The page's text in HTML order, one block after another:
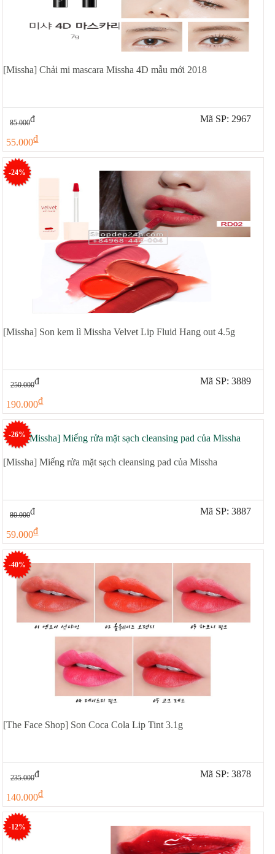
[Missha] Chải mi mascara Missha 4D mẫu mới 2018
85.000đ
55.000đ
Mã SP: 2967
-24%
[Missha] Son kem lì Missha Velvet Lip Fluid Hang out 4.5g
250.000đ
190.000đ
Mã SP: 3889
-26%
[Missha] Miếng rửa mặt sạch cleansing pad của Missha
80.000đ
59.000đ
Mã SP: 3887
-40%
[The Face Shop] Son Coca Cola Lip Tint 3.1g
235.000đ
140.000đ
Mã SP: 3878
-12%